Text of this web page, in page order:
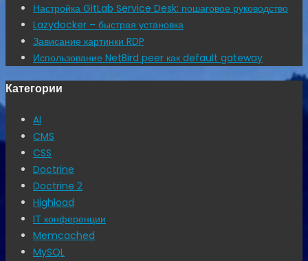
Настройка GitLab Service Desk: пошаговое руководство
Lazydocker – быстрая установка
Зависание картинки RDP
Использование NetBird peer как default gateway
Категории
AI
CMS
CSS
Doctrine
Doctrine 2
Highload
IT конференции
Memcached
MySQL